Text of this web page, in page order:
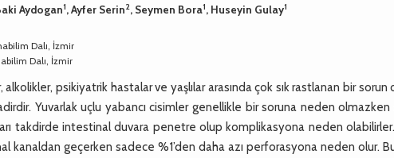
Aydogan1, Ayfer Serin2, Seymen Bora1, Huseyin Gulay1
Dalı, İzmir
Dalı, İzmir
psikiyatrik hastalar ve yaşlılar arasında çok sık rastlanan bir sorun
Yuvarlak uçlu yabancı cisimler genellikle bir soruna neden olmazken
takdirde intestinal duvara penetre olup komplikasyona neden
kanaldan geçerken sadece %1’den daha azı perforasyona neden olur.